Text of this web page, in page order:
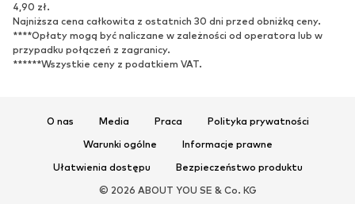
4,90 zł.
Najniższa cena całkowita z ostatnich 30 dni przed obniżką ceny.
****Opłaty mogą być naliczane w zależności od operatora lub w
przypadku połączeń z zagranicy.
******Wszystkie ceny z podatkiem VAT.
O nas Media Praca
Polityka prywatności
Warunki ogólne
Informacje prawne
Ułatwienia dostępu
Bezpieczeństwo produktu
© 2026 ABOUT YOU SE & Co. KG